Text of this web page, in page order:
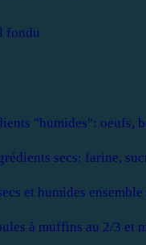
fondu
"humides": oeufs,
secs: farine,
et humides
à muffins au 2/3 et